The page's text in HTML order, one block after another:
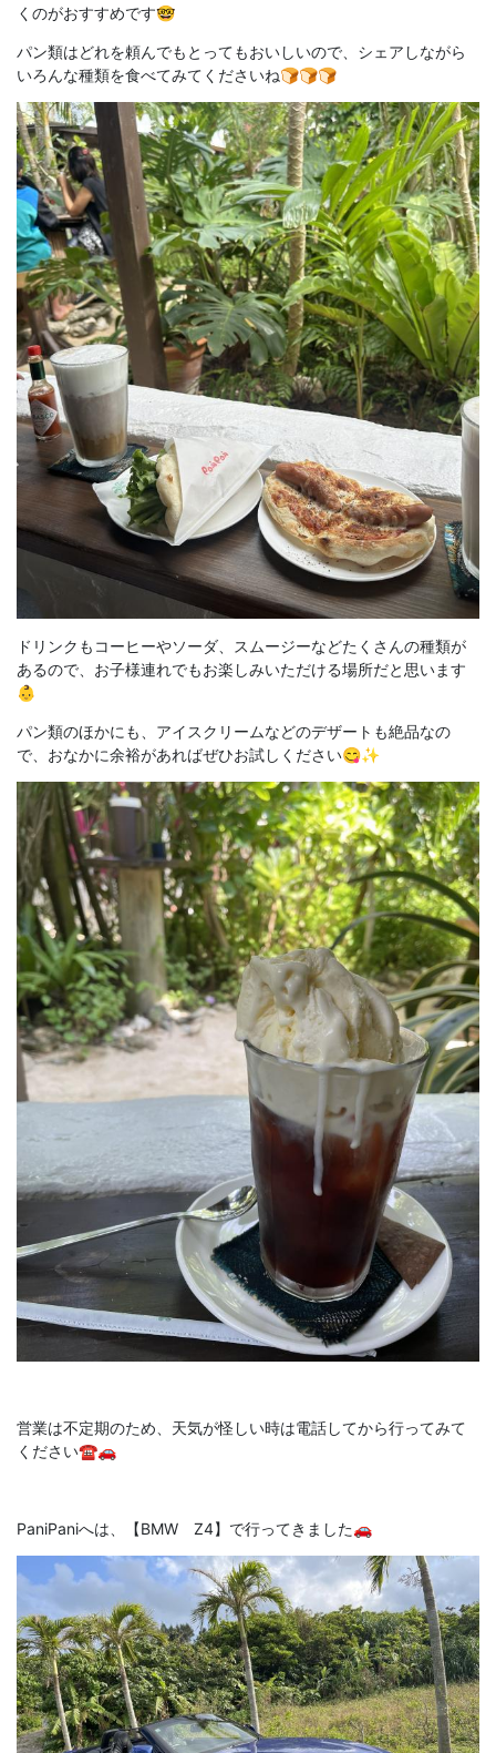
くのがおすすめです🤓
パン類はどれを頼んでもとってもおいしいので、シェアしながら
いろんな種類を食べてみてくださいね🍞🍞🍞
ドリンクもコーヒーやソーダ、スムージーなどたくさんの種類が
あるので、お子様連れでもお楽しみいただける場所だと思います
👶
パン類のほかにも、アイスクリームなどのデザートも絶品なの
で、おなかに余裕があればぜひお試しください😋✨
営業は不定期のため、天気が怪しい時は電話してから行ってみて
ください☎🚗
PaniPaniへは、【BMW Z4】で行ってきました🚗